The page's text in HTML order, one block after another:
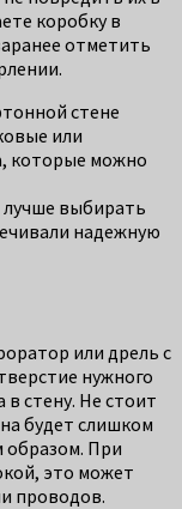
коробку в
отметить
стене
или
которые можно
выбирать
надежную
или дрель с
нужного
стену. Не стоит
будет слишком
образом. При
это может
проводов.